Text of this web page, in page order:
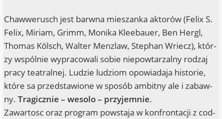
Chaw­we­rusch jest barw­na mies­zanka aktorów (Felix S.
Felix, Miri­am, Grimm, Moni­ka Klee­bau­er, Ben Hergl,
Tho­mas Kölsch, Wal­ter Menz­law, Ste­phan Wriecz), któr­
zy wspól­nie wypra­co­wa­li sobie nie­pow­tarz­al­ny rod­zaj
pra­cy teatral­nej. Lud­zie lud­zi­om opo­wia­da­ja his­to­rie,
któ­re sa przedsta­wio­ne w sposób ambit­ny ale i zabaw­
ny. Tra­gicz­nie – weso­lo – przy­jem­nie.
Zawar­to­sc oraz pro­gram pow­sta­ja w kon­front­ac­ji z cod­